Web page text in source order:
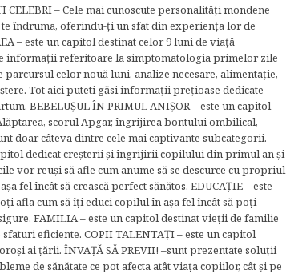
CELEBRI – Cele mai cunoscute personalităţi mondene
îndruma, oferindu-ţi un sfat din experienţa lor de
– este un capitol destinat celor 9 luni de viaţă
informaţii referitoare la simptomatologia primelor zile
celor nouă luni, analize necesare, alimentaţie,
Tot aici puteti găsi informaţii preţioase dedicate
BEBELUŞUL ÎN PRIMUL ANIŞOR – este un capitol
scorul Apgar, îngrijirea bontului ombilical,
doar câteva dintre cele mai captivante subcategorii.
dedicat creşterii şi îngrijirii copilului din primul an şi
vor reuşi să afle cum anume să se descurce cu propriul
fel încât să crească perfect sănătos. EDUCAŢIE – este
afla cum să îţi educi copilul în aşa fel încât să poţi
FAMILIA – este un capitol destinat vieţii de familie
eficiente. COPII TALENTAŢI – este un capitol
ai țării. ÎNVAŢĂ SĂ PREVII! –sunt prezentate soluţii
de sănătate ce pot afecta atât viaţa copiilor, cât şi pe